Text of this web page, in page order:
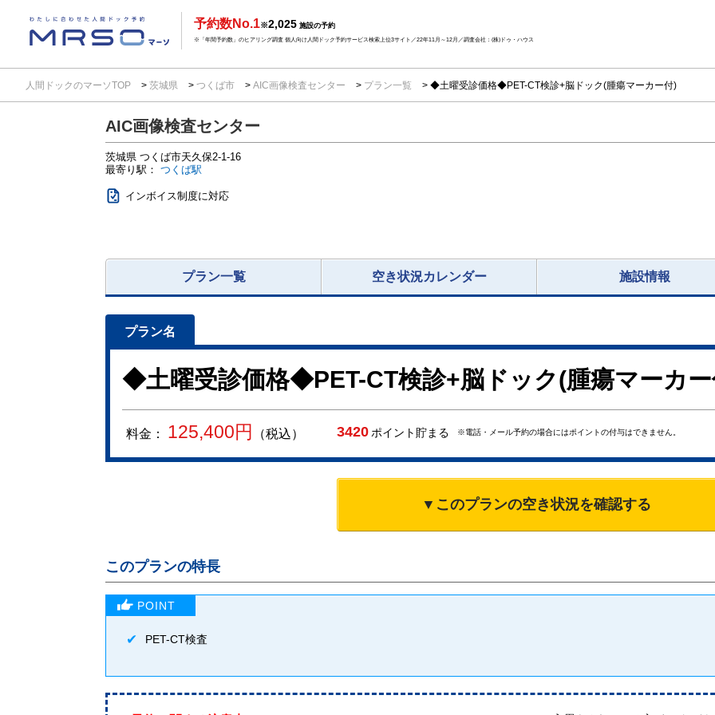
予約数No.1※2,025 施設の予約
※「年間予約数」のヒアリング調査 個人向け人間ドック予約サービス検索上位3サイト／22年11月～12月／調査会社：(株)ドゥ・ハウス
人間ドックのマーソTOP 茨城県 つくば市 AIC画像検査センター プラン一覧 ◆土曜受診価格◆PET-CT検診+脳ドック(腫瘍マーカー付)
AIC画像検査センター
茨城県 つくば市天久保2-1-16
最寄り駅： つくば駅
インボイス制度に対応
プラン一覧 空き状況カレンダー 施設情報
◆土曜受診価格◆PET-CT検診+脳ドック(腫瘍マーカ
料金： 125,400円 （税込） 3420 ポイント貯まる ※電話・メール予約の場合にはポイントの付与はできません。
▼このプランの空き状況を確認する
このプランの特長
PET-CT検査